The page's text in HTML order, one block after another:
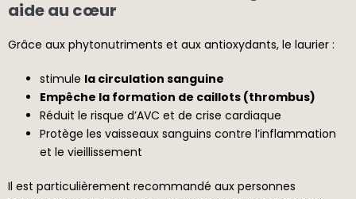
aide au cœur
Grâce aux phytonutriments et aux antioxydants, le laurier :
stimule la circulation sanguine
Empêche la formation de caillots (thrombus)
Réduit le risque d’AVC et de crise cardiaque
Protège les vaisseaux sanguins contre l’inflammation
et le vieillissement
Il est particulièrement recommandé aux personnes